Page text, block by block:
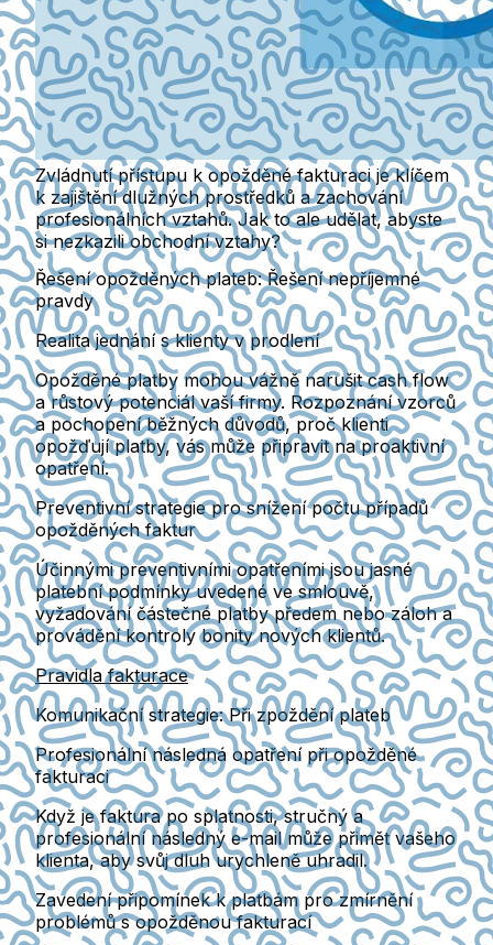
Zvládnutí přístupu k opožděné fakturaci je klíčem
k zajištění dlužných prostředků a zachování
profesionálních vztahů. Jak to ale udělat, abyste
si nezkazili obchodní vztahy?
Řešení opožděných plateb: Řešení nepříjemné
pravdy
Realita jednání s klienty v prodlení
Opožděné platby mohou vážně narušit cash flow
a růstový potenciál vaší firmy. Rozpoznání vzorců
a pochopení běžných důvodů, proč klienti
opožďují platby, vás může připravit na proaktivní
opatření.
Preventivní strategie pro snížení počtu případů
opožděných faktur
Účinnými preventivními opatřeními jsou jasné
platební podmínky uvedené ve smlouvě,
vyžadování částečné platby předem nebo záloh a
provádění kontroly bonity nových klientů.
Pravidla fakturace
Komunikační strategie: Při zpoždění plateb
Profesionální následná opatření při opožděné
fakturaci
Když je faktura po splatnosti, stručný a
profesionální následný e-mail může přimět vašeho
klienta, aby svůj dluh urychleně uhradil.
Zavedení připomínek k platbám pro zmírnění
problémů s opožděnou fakturací